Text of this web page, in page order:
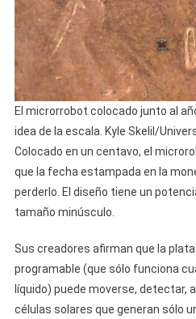
El microrrobot colocado junto al
idea de la escala. Kyle Skelil/
Colocado en un centavo, el
que la fecha estampada en la
perderlo. El diseño tiene un
tamaño minúsculo.
Sus creadores afirman que la
programable (que sólo funciona
líquido) puede moverse, detectar,
células solares que generan sólo